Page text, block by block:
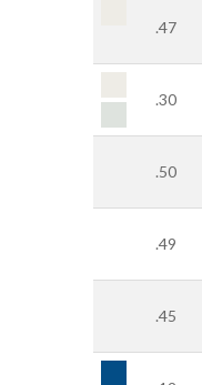
.47
.30
.50
.49
.45